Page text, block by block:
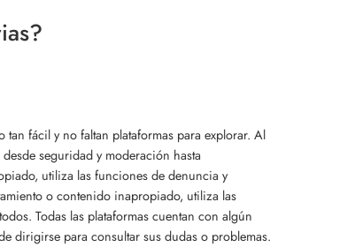
fácil y no faltan plataformas para explorar. Al
seguridad y moderación hasta
utiliza las funciones de denuncia y
o contenido inapropiado, utiliza las
Todas las plataformas cuentan con algún
dirigirse para consultar sus dudas o problemas.